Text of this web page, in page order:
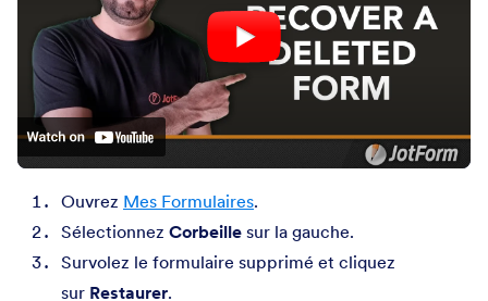
Ouvrez Mes Formulaires.
Sélectionnez Corbeille sur la gauche.
Survolez le formulaire supprimé et cliquez
sur Restaurer.